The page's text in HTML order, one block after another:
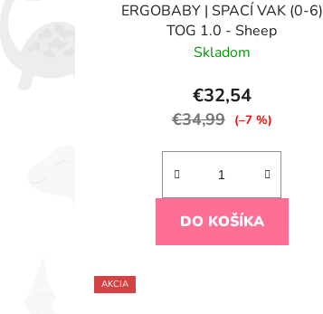
ERGOBABY | SPACÍ VAK (0-6)
TOG 1.0 - Sheep
Skladom
€32,54
€34,99 (–7 %)
DO KOŠÍKA
AKCIA